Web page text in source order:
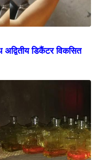
डिकैंटर विकसित